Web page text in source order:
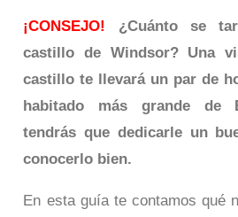
¡CONSEJO!
¿Cuánto se
castillo de Windsor? Una
castillo te llevará un par de
habitado más grande de
tendrás que dedicarle un
conocerlo bien.
En esta guía te contamos qué